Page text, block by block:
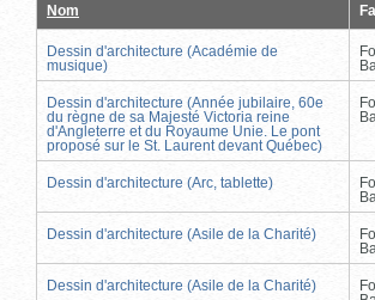
Nom
Dessin d'architecture (Académie de
musique)
Dessin d'architecture (Année jubilaire, 60e
du règne de sa Majesté Victoria reine
d'Angleterre et du Royaume Unie. Le pont
proposé sur le St. Laurent devant Québec)
Dessin d'architecture (Arc, tablette)
Dessin d'architecture (Asile de la Charité)
Dessin d'architecture (Asile de la Charité)